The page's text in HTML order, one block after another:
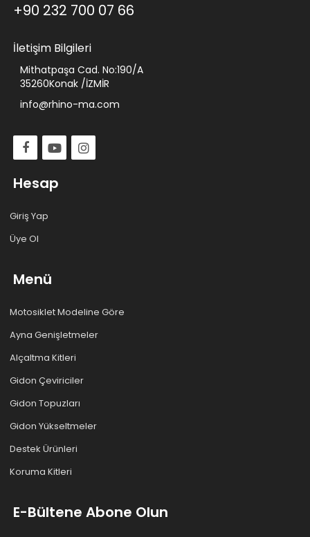
+90 232 700 07 66
İletişim Bilgileri
Mithatpaşa Cad. No:190/A
35260Konak /İZMİR
info@rhino-ma.com
Hesap
Giriş Yap
Üye Ol
Menü
Motosiklet Modeline Göre
Ayna Genişletmeler
Alçaltma Kitleri
Gidon Çeviriciler
Gidon Topuzları
Gidon Yükseltmeler
Destek Ürünleri
Koruma Kitleri
E-Bültene Abone Olun